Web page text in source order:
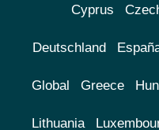
Cyprus
Deutschland
Global Greece
Lithuania